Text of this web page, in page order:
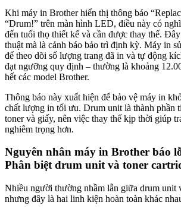
Khi máy in Brother hiển thị thông báo
“Drum!” trên màn hình LED, điều này có
đến tuổi thọ thiết kế và cần được thay thế.
thuật mà là cảnh báo bảo trì định kỳ. Máy in
để theo dõi số lượng trang đã in và tự động
đạt ngưỡng quy định – thường là khoảng
hết các model Brother.
Thông báo này xuất hiện để bảo vệ máy in
chất lượng in tối ưu. Drum unit là thành phần
toner và giấy, nên việc thay thế kịp thời giúp
nghiêm trọng hơn.
Nguyên nhân máy in Brother báo
Phân biệt drum unit và toner
Nhiều người thường nhầm lẫn giữa drum unit
nhưng đây là hai linh kiện hoàn toàn khác